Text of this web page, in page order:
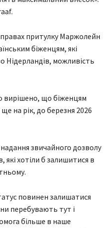
притулку Маржолейн
біженцям, які
Нідерландів, можливість
вирішено, що біженцям
на рік, до березня 2026
звичайного дозволу
які хотіли б залишитися в
повинен залишатися
перебувають тут і
більше в наше